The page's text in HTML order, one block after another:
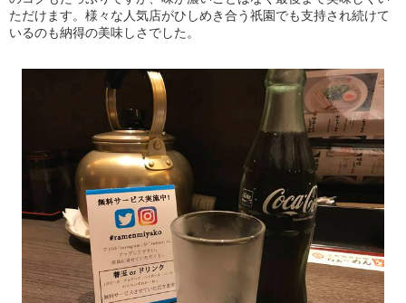
ただけます。様々な人気店がひしめき合う祇園でも支持され続けて
いるのも納得の美味しさでした。